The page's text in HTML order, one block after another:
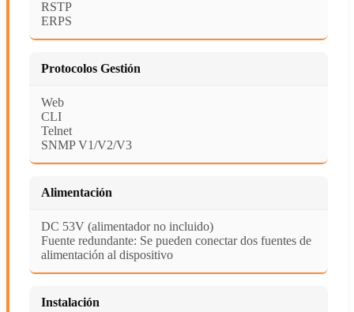
RSTP
ERPS
Protocolos Gestión
Web
CLI
Telnet
SNMP V1/V2/V3
Alimentación
DC 53V (alimentador no incluido)
Fuente redundante: Se pueden conectar dos fuentes de
alimentación al dispositivo
Instalación